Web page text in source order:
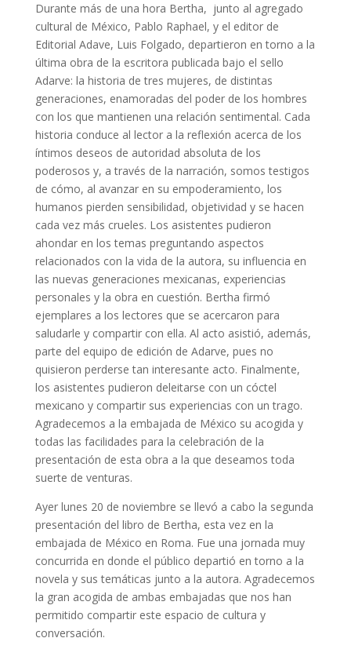
Durante más de una hora Bertha, junto al agregado
cultural de México, Pablo Raphael, y el editor de
Editorial Adave, Luis Folgado, departieron en torno a la
última obra de la escritora publicada bajo el sello
Adarve: la historia de tres mujeres, de distintas
generaciones, enamoradas del poder de los hombres
con los que mantienen una relación sentimental. Cada
historia conduce al lector a la reflexión acerca de los
íntimos deseos de autoridad absoluta de los
poderosos y, a través de la narración, somos testigos
de cómo, al avanzar en su empoderamiento, los
humanos pierden sensibilidad, objetividad y se hacen
cada vez más crueles. Los asistentes pudieron
ahondar en los temas preguntando aspectos
relacionados con la vida de la autora, su influencia en
las nuevas generaciones mexicanas, experiencias
personales y la obra en cuestión. Bertha firmó
ejemplares a los lectores que se acercaron para
saludarle y compartir con ella. Al acto asistió, además,
parte del equipo de edición de Adarve, pues no
quisieron perderse tan interesante acto. Finalmente,
los asistentes pudieron deleitarse con un cóctel
mexicano y compartir sus experiencias con un trago.
Agradecemos a la embajada de México su acogida y
todas las facilidades para la celebración de la
presentación de esta obra a la que deseamos toda
suerte de venturas.
Ayer lunes 20 de noviembre se llevó a cabo la segunda
presentación del libro de Bertha, esta vez en la
embajada de México en Roma. Fue una jornada muy
concurrida en donde el público departió en torno a la
novela y sus temáticas junto a la autora. Agradecemos
la gran acogida de ambas embajadas que nos han
permitido compartir este espacio de cultura y
conversación.